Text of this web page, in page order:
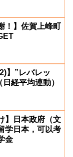
！】佐賀上峰町
】”レバレッ
経平均連動）
】日本政府（文
日本，可以考
金